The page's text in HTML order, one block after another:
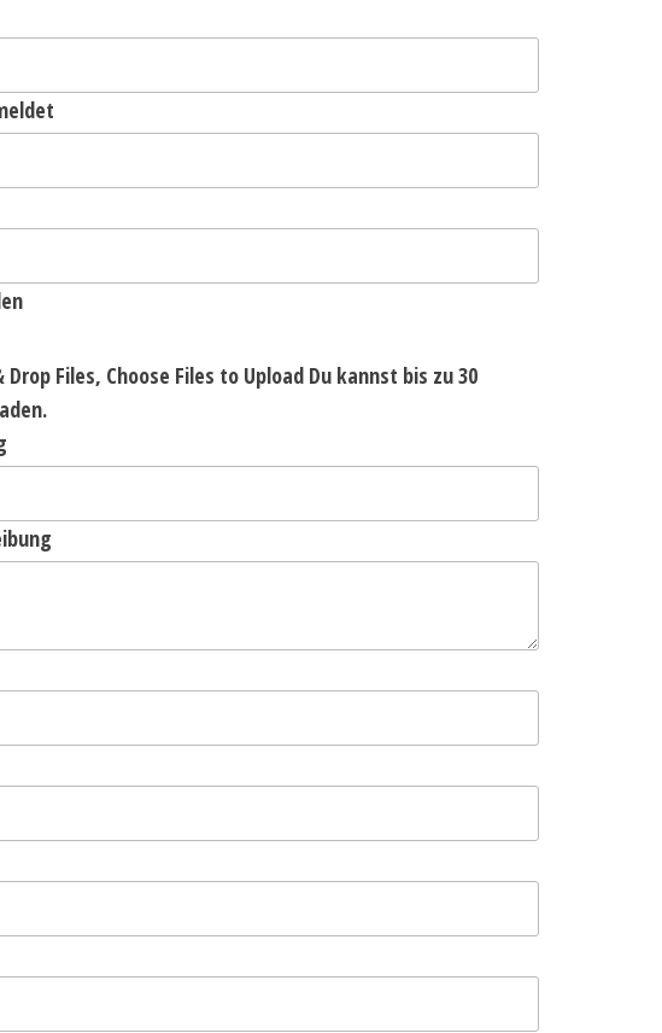
Drop Files, Choose Files to Upload Du kannst bis zu 30